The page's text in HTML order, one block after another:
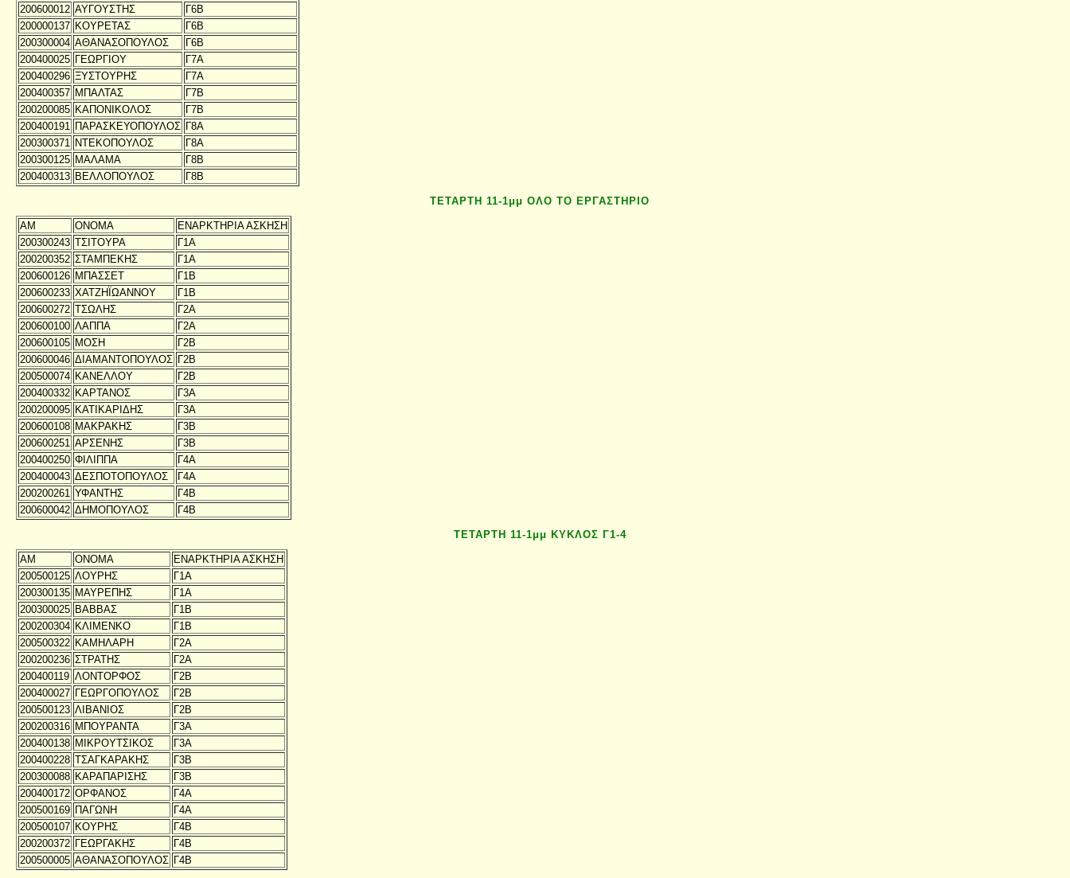
200600012 ΑΥΓΟΥΣΤΗΣ
Γ6Β
200000137 ΚΟΥΡΕΤΑΣ
Γ6Β
200300004 ΑΘΑΝΑΣΟΠΟΥΛΟΣ
Γ6Β
200400025 ΓΕΩΡΓΙΟΥ
Γ7Α
200400296 ΞΥΣΤΟΥΡΗΣ
Γ7Α
200400357 ΜΠΑΛΤΑΣ
Γ7Β
200200085 ΚΑΠΟΝΙΚΟΛΟΣ
Γ7Β
200400191 ΠΑΡΑΣΚΕΥΟΠΟΥΛΟΣ Γ8Α
200300371 ΝΤΕΚΟΠΟΥΛΟΣ
Γ8Α
200300125 ΜΑΛΑΜΑ
Γ8Β
200400313 ΒΕΛΛΟΠΟΥΛΟΣ Γ8Β
ΤΕΤΑΡΤΗ 11-1μμ ΟΛΟ ΤΟ ΕΡΓΑΣΤΗΡΙΟ
ΑΜ ΟΝΟΜΑ
ΕΝΑΡΚΤΗΡΙΑ ΑΣΚΗΣΗ
200300243 ΤΣΙΤΟΥΡΑ
Γ1Α
200200352 ΣΤΑΜΠΕΚΗΣ
Γ1Α
200600126 ΜΠΑΣΣΕΤ
Γ1Β
200600233 ΧΑΤΖΗΪΩΑΝΝΟΥ
Γ1Β
200600272 ΤΣΩΛΗΣ
Γ2Α
200600100 ΛΑΠΠΑ
Γ2Α
200600105 ΜΟΣΗ
Γ2Β
200600046 ΔΙΑΜΑΝΤΟΠΟΥΛΟΣ Γ2Β
200500074 ΚΑΝΕΛΛΟΥ
Γ2Β
200400332 ΚΑΡΤΑΝΟΣ
Γ3Α
200200095 ΚΑΤΙΚΑΡΙΔΗΣ
Γ3Α
200600108 ΜΑΚΡΑΚΗΣ
Γ3Β
200600251 ΑΡΣΕΝΗΣ
Γ3Β
200400250 ΦΙΛΙΠΠΑ
Γ4Α
200400043 ΔΕΣΠΟΤΟΠΟΥΛΟΣ
Γ4Α
200200261 ΥΦΑΝΤΗΣ
Γ4Β
200600042 ΔΗΜΟΠΟΥΛΟΣ Γ4Β
ΤΕΤΑΡΤΗ 11-1μμ ΚΥΚΛΟΣ Γ1-4
ΑΜ ΟΝΟΜΑ
ΕΝΑΡΚΤΗΡΙΑ ΑΣΚΗΣΗ
200500125 ΛΟΥΡΗΣ
Γ1Α
200300135 ΜΑΥΡΕΠΗΣ
Γ1Α
200300025 ΒΑΒΒΑΣ
Γ1Β
200200304 ΚΛΙΜΕΝΚΟ
Γ1Β
200500322 ΚΑΜΗΛΑΡΗ
Γ2Α
200200236 ΣΤΡΑΤΗΣ
Γ2Α
200400119 ΛΟΝΤΟΡΦΟΣ
Γ2Β
200400027 ΓΕΩΡΓΟΠΟΥΛΟΣ
Γ2Β
200500123 ΛΙΒΑΝΙΟΣ
Γ2Β
200200316 ΜΠΟΥΡΑΝΤΑ
Γ3Α
200400138 ΜΙΚΡΟΥΤΣΙΚΟΣ
Γ3Α
200400228 ΤΣΑΓΚΑΡΑΚΗΣ
Γ3Β
200300088 ΚΑΡΑΠΑΡΙΣΗΣ
Γ3Β
200400172 ΟΡΦΑΝΟΣ
Γ4Α
200500169 ΠΑΓΩΝΗ
Γ4Α
200500107 ΚΟΥΡΗΣ
Γ4Β
200200372 ΓΕΩΡΓΑΚΗΣ
Γ4Β
200500005 ΑΘΑΝΑΣΟΠΟΥΛΟΣ Γ4Β